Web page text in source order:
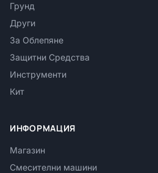
Грунд
Други
За Облепяне
Защитни Средства
Инструменти
Кит
ИНФОРМАЦИЯ
Магазин
Смесителни машини